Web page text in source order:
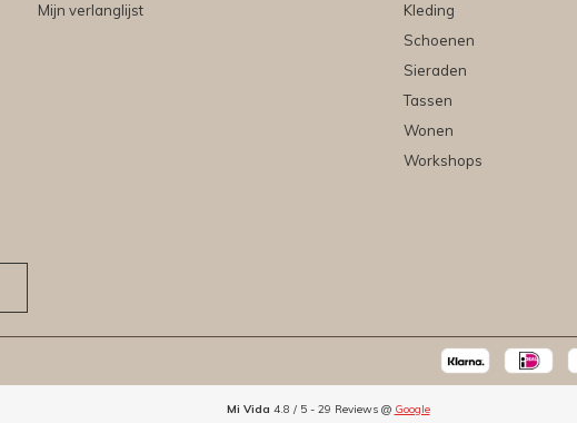
Mijn verlanglijst
Kleding
Schoenen
Sieraden
Tassen
Wonen
Workshops
Mi Vida 4.8 / 5- 29 Reviews @ Google